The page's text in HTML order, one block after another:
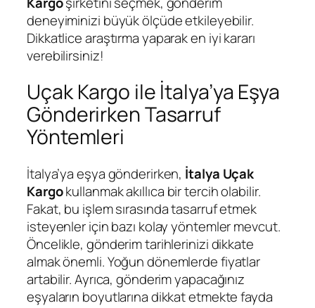
deneyiminizi büyük ölçüde etkileyebilir.
Dikkatlice araştırma yaparak en iyi kararı
verebilirsiniz!
Uçak Kargo ile İtalya’ya Eşya
Gönderirken Tasarruf
Yöntemleri
İtalya’ya eşya gönderirken, İtalya Uçak
Kargokullanmak akıllıca bir tercih olabilir.
Fakat, bu işlem sırasında tasarruf etmek
isteyenler için bazı kolay yöntemler mevcut.
Öncelikle, gönderim tarihlerinizi dikkate
almak önemli. Yoğun dönemlerde fiyatlar
artabilir. Ayrıca, gönderim yapacağınız
eşyaların boyutlarına dikkat etmekte fayda